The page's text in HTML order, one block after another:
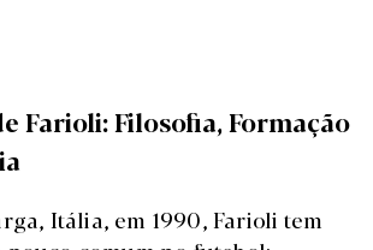
Farioli: Filosofia, Formação
Itália, em 1990, Farioli tem